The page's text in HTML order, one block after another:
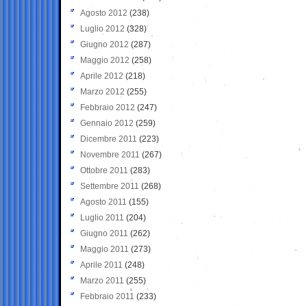
Agosto 2012 (238)
Luglio 2012 (328)
Giugno 2012 (287)
Maggio 2012 (258)
Aprile 2012 (218)
Marzo 2012 (255)
Febbraio 2012 (247)
Gennaio 2012 (259)
Dicembre 2011 (223)
Novembre 2011 (267)
Ottobre 2011 (283)
Settembre 2011 (268)
Agosto 2011 (155)
Luglio 2011 (204)
Giugno 2011 (262)
Maggio 2011 (273)
Aprile 2011 (248)
Marzo 2011 (255)
Febbraio 2011 (233)